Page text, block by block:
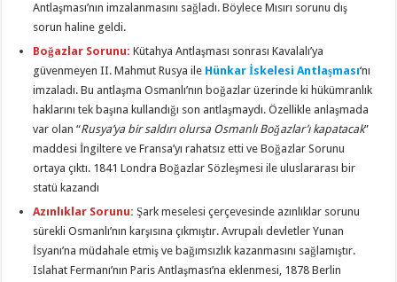
Antlaşması’nın imzalanmasını sağladı. Böylece Mısırı sorunu dış
sorun haline geldi.
Boğazlar Sorunu:Kütahya Antlaşması sonrası Kavalalı’ya
güvenmeyen II. Mahmut Rusya ile Hünkar İskelesi Antlaşması‘nı
imzaladı. Bu antlaşma Osmanlı’nın boğazlar üzerinde ki hükümranlık
haklarını tek başına kullandığı son antlaşmaydı. Özellikle anlaşmada
var olan “Rusya’ya bir saldırı olursa Osmanlı Boğazlar’ı kapatacak”
maddesi İngiltere ve Fransa’yı rahatsız etti ve Boğazlar Sorunu
ortaya çıktı. 1841 Londra Boğazlar Sözleşmesi ile uluslararası bir
statü kazandı
Azınlıklar Sorunu:Şark meselesi çerçevesinde azınlıklar sorunu
sürekli Osmanlı’nın karşısına çıkmıştır. Avrupalı devletler Yunan
İsyanı’na müdahale etmiş ve bağımsızlık kazanmasını sağlamıştır.
Islahat Fermanı’nın Paris Antlaşması’na eklenmesi, 1878 Berlin